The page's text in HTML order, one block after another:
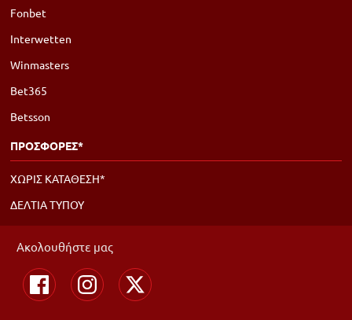
Fonbet
Interwetten
Winmasters
Bet365
Betsson
ΠΡΟΣΦΟΡΕΣ*
ΧΩΡΙΣ ΚΑΤΑΘΕΣΗ*
ΔΕΛΤΙΑ ΤΥΠΟΥ
Ακολουθήστε μας